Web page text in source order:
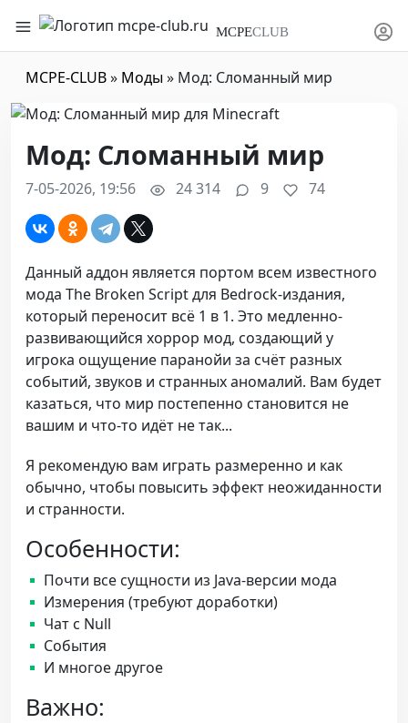
MCPECLUB
MCPE-CLUB» Моды» Мод: Сломанный мир
Мод: Сломанный мир
7-05-2026, 19:56 24 314 9 74
Данный аддон является портом всем известного
мода The Broken Script для Bedrock-издания,
который переносит всё 1 в 1. Это медленно-
развивающийся хоррор мод, создающий у
игрока ощущение паранойи за счёт разных
событий, звуков и странных аномалий. Вам будет
казаться, что мир постепенно становится не
вашим и что-то идёт не так...
Я рекомендую вам играть размеренно и как
обычно, чтобы повысить эффект неожиданности
и странности.
Особенности:
Почти все сущности из Java-версии мода
Измерения (требуют доработки)
Чат с Null
События
И многое другое
Важно: